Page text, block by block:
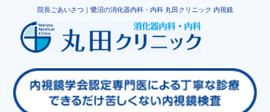
院長ごあいさつ｜鷺沼の消化器内科・内科 丸田クリニック 内視鏡